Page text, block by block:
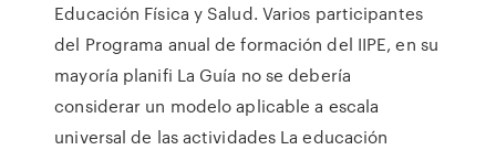
Educación Física y Salud. Varios participantes
del Programa anual de formación del IIPE, en su
mayoría planifi La Guía no se debería
considerar un modelo aplicable a escala
universal de las actividades La educación